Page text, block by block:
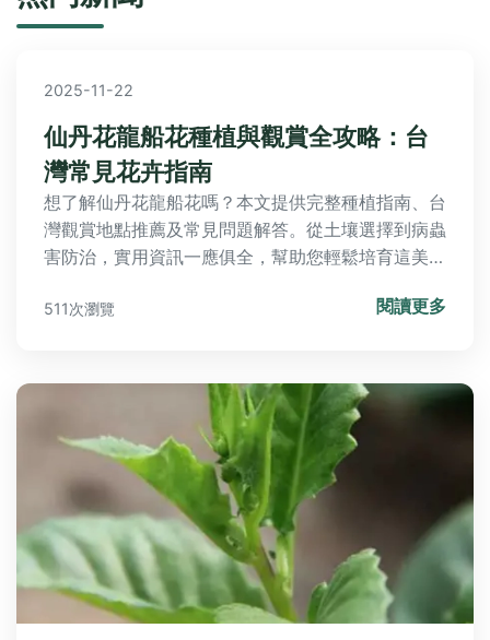
2025-11-22
仙丹花龍船花種植與觀賞全攻略：台
灣常見花卉指南
想了解仙丹花龍船花嗎？本文提供完整種植指南、台
灣觀賞地點推薦及常見問題解答。從土壤選擇到病蟲
害防治，實用資訊一應俱全，幫助您輕鬆培育這美麗
驗分享，適合園藝愛好者參考。
511次瀏覽 閱讀更多